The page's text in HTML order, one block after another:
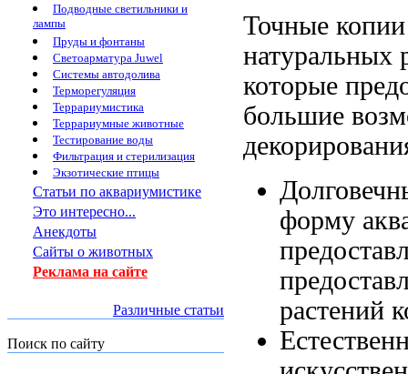
Подводные светильники и
лампы
Пруды и фонтаны
Светоарматура Juwel
Системы автодолива
Терморегуляция
Террариумистика
Террариумные животные
Тестирование воды
Фильтрация и стерилизация
Экзотические птицы
Статьи по аквариумистике
Это интересно...
Анекдоты
Сайты о животных
Реклама на сайте
Различные статьи
Поиск по сайту
Точные
натуральных
которые
большие
форму
растений